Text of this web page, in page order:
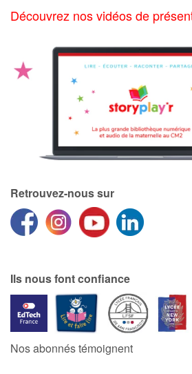
Découvrez nos vidéos de
Retrouvez-nous sur
Ils nous font confiance
Nos abonnés témoignent